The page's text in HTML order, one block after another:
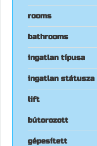
rooms
bathrooms
ingatlan típusa
ingatlan státusza
lift
bútorozott
gépesített